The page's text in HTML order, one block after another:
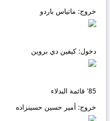
خروج: ماتياس باردو
دخول: كيفين دي بروين
85' قائمة البدلاء
خروج: أمير حسين حسينزاده